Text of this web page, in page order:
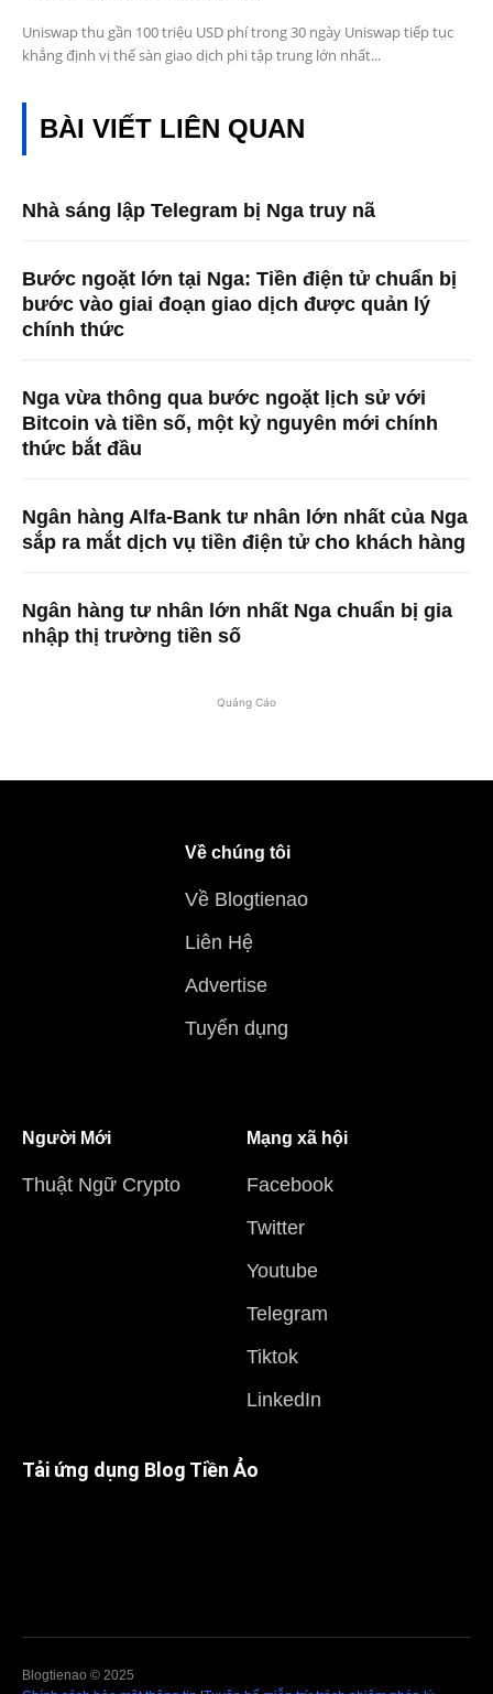
Uniswap thu gần 100 triệu USD phí trong 30 ngày Uniswap tiếp tục
khẳng định vị thế sàn giao dịch phi tập trung lớn nhất...
BÀI VIẾT LIÊN QUAN
Nhà sáng lập Telegram bị Nga truy nã
Bước ngoặt lớn tại Nga: Tiền điện tử chuẩn bị
bước vào giai đoạn giao dịch được quản lý
chính thức
Nga vừa thông qua bước ngoặt lịch sử với
Bitcoin và tiền số, một kỷ nguyên mới chính
thức bắt đầu
Ngân hàng Alfa-Bank tư nhân lớn nhất của Nga
sắp ra mắt dịch vụ tiền điện tử cho khách hàng
Ngân hàng tư nhân lớn nhất Nga chuẩn bị gia
nhập thị trường tiền số
Quảng Cáo
Về chúng tôi
Về Blogtienao
Liên Hệ
Advertise
Tuyển dụng
Người Mới
Thuật Ngữ Crypto
Mạng xã hội
Facebook
Twitter
Youtube
Telegram
Tiktok
LinkedIn
Tải ứng dụng Blog Tiền Ảo
Blogtienao © 2025